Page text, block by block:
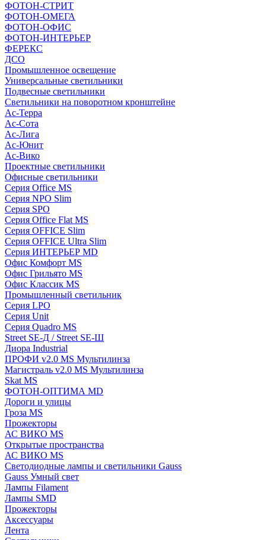
ФОТОН-СТРИТ
ФОТОН-ОМЕГА
ФОТОН-ОФИС
ФОТОН-ИНТЕРЬЕР
ФЕРЕКС
ДСО
Промышленное освещение
Универсальные светильники
Подвесные светильники
Светильники на поворотном кронштейне
Ас-Терра
Ас-Сота
Ас-Лига
Ас-Юнит
Ас-Вико
Проектные светильники
Офисные светильники
Серия Office MS
Серия NPO Slim
Серия SPO
Серия Office Flat MS
Серия OFFICE Slim
Серия OFFICE Ultra Slim
Серия ИНТЕРЬЕР MD
Офис Комфорт MS
Офис Грильято MS
Офис Классик MS
Промышленный светильник
Серия LPO
Серия Unit
Серия Quadro MS
Street SE-Д / Street SE-Ш
Диора Industrial
ПРОФИ v2.0 MS Мультилинза
Магистраль v2.0 MS Мультилинза
Skat MS
ФОТОН-ОПТИМА MD
Дороги и улицы
Гроза MS
Прожекторы
АС ВИКО MS
Открытые пространства
АС ВИКО MS
Светодиодные лампы и светильники Gauss
Gauss Умный свет
Лампы Filament
Лампы SMD
Прожекторы
Аксессуары
Лента